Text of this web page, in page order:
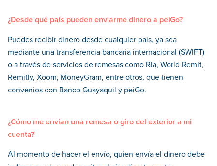
¿Desde qué país pueden enviarme dinero a peiGo?
Puedes recibir dinero desde cualquier país, ya sea
mediante una transferencia bancaria internacional (SWIFT)
o a través de servicios de remesas como Ria, World Remit,
Remitly, Xoom, MoneyGram, entre otros, que tienen
convenios con Banco Guayaquil y peiGo.
¿Cómo me envían una remesa o giro del exterior a mi
cuenta?
Al momento de hacer el envío, quien envía el dinero debe